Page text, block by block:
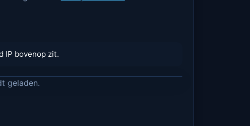
IP bovenop zit.
geladen.